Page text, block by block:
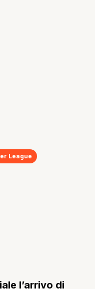
League
l’arrivo di